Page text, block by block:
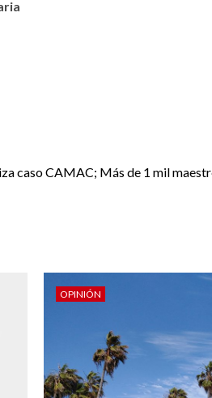
caso CAMAC; Más de 1 mil
OPINIÓN